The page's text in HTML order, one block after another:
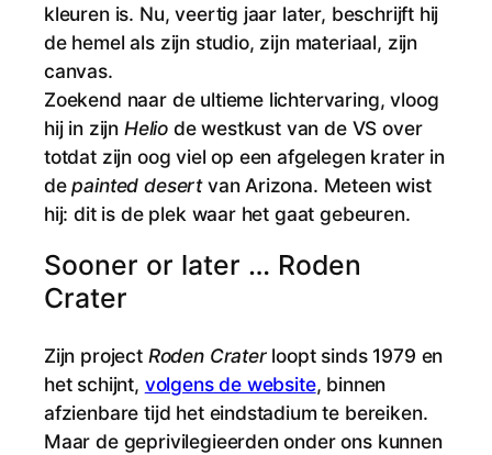
kleuren is. Nu, veertig jaar later, beschrijft hij
de hemel als zijn studio, zijn materiaal, zijn
canvas.
Zoekend naar de ultieme lichtervaring, vloog
hij in zijn Helio de westkust van de VS over
totdat zijn oog viel op een afgelegen krater in
depainted desertvan Arizona. Meteen wist
hij: dit is de plek waar het gaat gebeuren.
Sooner or later … Roden
Crater
Zijn project Roden Craterloopt sinds 1979 en
het schijnt, volgens de website, binnen
afzienbare tijd het eindstadium te bereiken.
Maar de geprivilegieerden onder ons kunnen